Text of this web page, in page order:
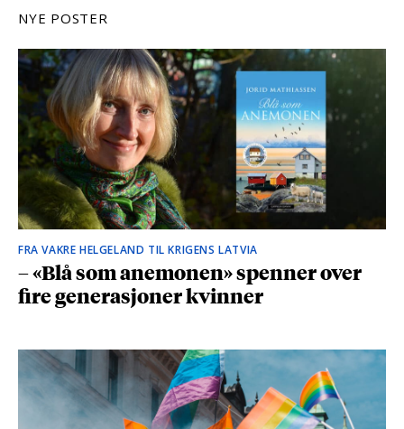
NYE POSTER
FRA VAKRE HELGELAND TIL KRIGENS LATVIA
– «Blå som anemonen» spenner over
fire generasjoner kvinner